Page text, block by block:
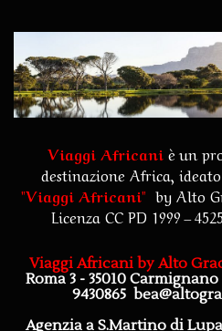
Viaggi Africani è un
destinazione Africa,
"Viaggi Africani" by Alto
Licenza CC PD 1999 –
Viaggi Africani by Alto
Roma 3 - 35010
9430865
Agenzia a S.Martino di